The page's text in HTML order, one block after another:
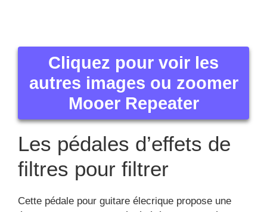
Cliquez pour voir les
autres images ou zoomer
Mooer Repeater
Les pédales d’effets de
filtres pour filtrer
Cette pédale pour guitare élecrique propose une